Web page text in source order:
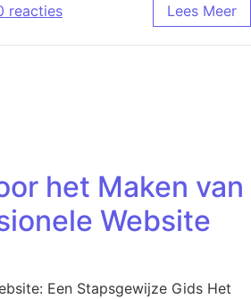
reacties Lees Meer
het Maken van
Website
Een Stapsgewijze Gids Het